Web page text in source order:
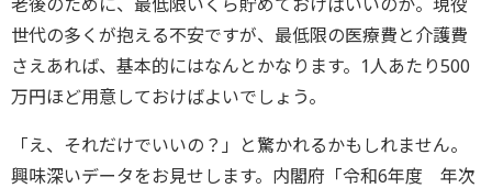
世代の多くが抱える不安ですが、最低限の医療費と介護費
さえあれば、基本的にはなんとかなります。1人あたり500
万円ほど用意しておけばよいでしょう。
「え、それだけでいいの？」と驚かれるかもしれません。
興味深いデータをお見せします。内閣府「令和6年度 年次